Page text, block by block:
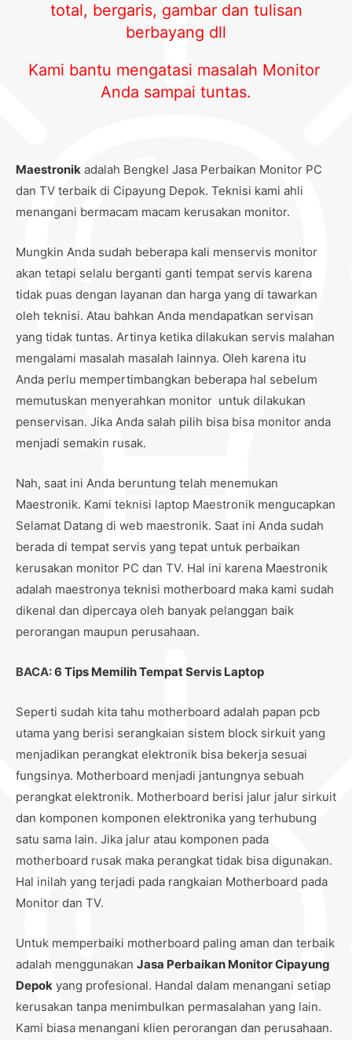
total, bergaris, gambar dan tulisan
berbayang dll
Kami bantu mengatasi masalah Monitor
Anda sampai tuntas.
Maestronik adalah Bengkel Jasa Perbaikan Monitor PC
dan TV terbaik di Cipayung Depok. Teknisi kami ahli
menangani bermacam macam kerusakan monitor.
Mungkin Anda sudah beberapa kali menservis monitor
akan tetapi selalu berganti ganti tempat servis karena
tidak puas dengan layanan dan harga yang di tawarkan
oleh teknisi. Atau bahkan Anda mendapatkan servisan
yang tidak tuntas. Artinya ketika dilakukan servis malahan
mengalami masalah masalah lainnya. Oleh karena itu
Anda perlu mempertimbangkan beberapa hal sebelum
memutuskan menyerahkan monitor untuk dilakukan
penservisan. Jika Anda salah pilih bisa bisa monitor anda
menjadi semakin rusak.
Nah, saat ini Anda beruntung telah menemukan
Maestronik. Kami teknisi laptop Maestronik mengucapkan
Selamat Datang di web maestronik. Saat ini Anda sudah
berada di tempat servis yang tepat untuk perbaikan
kerusakan monitor PC dan TV. Hal ini karena Maestronik
adalah maestronya teknisi motherboard maka kami sudah
dikenal dan dipercaya oleh banyak pelanggan baik
perorangan maupun perusahaan.
BACA:6 Tips Memilih Tempat Servis Laptop
Seperti sudah kita tahu motherboard adalah papan pcb
utama yang berisi serangkaian sistem block sirkuit yang
menjadikan perangkat elektronik bisa bekerja sesuai
fungsinya. Motherboard menjadi jantungnya sebuah
perangkat elektronik. Motherboard berisi jalur jalur sirkuit
dan komponen komponen elektronika yang terhubung
satu sama lain. Jika jalur atau komponen pada
motherboard rusak maka perangkat tidak bisa digunakan.
Hal inilah yang terjadi pada rangkaian Motherboard pada
Monitor dan TV.
Untuk memperbaiki motherboard paling aman dan terbaik
adalah menggunakan Jasa Perbaikan Monitor Cipayung
Depok yang profesional. Handal dalam menangani setiap
kerusakan tanpa menimbulkan permasalahan yang lain.
Kami biasa menangani klien perorangan dan perusahaan.